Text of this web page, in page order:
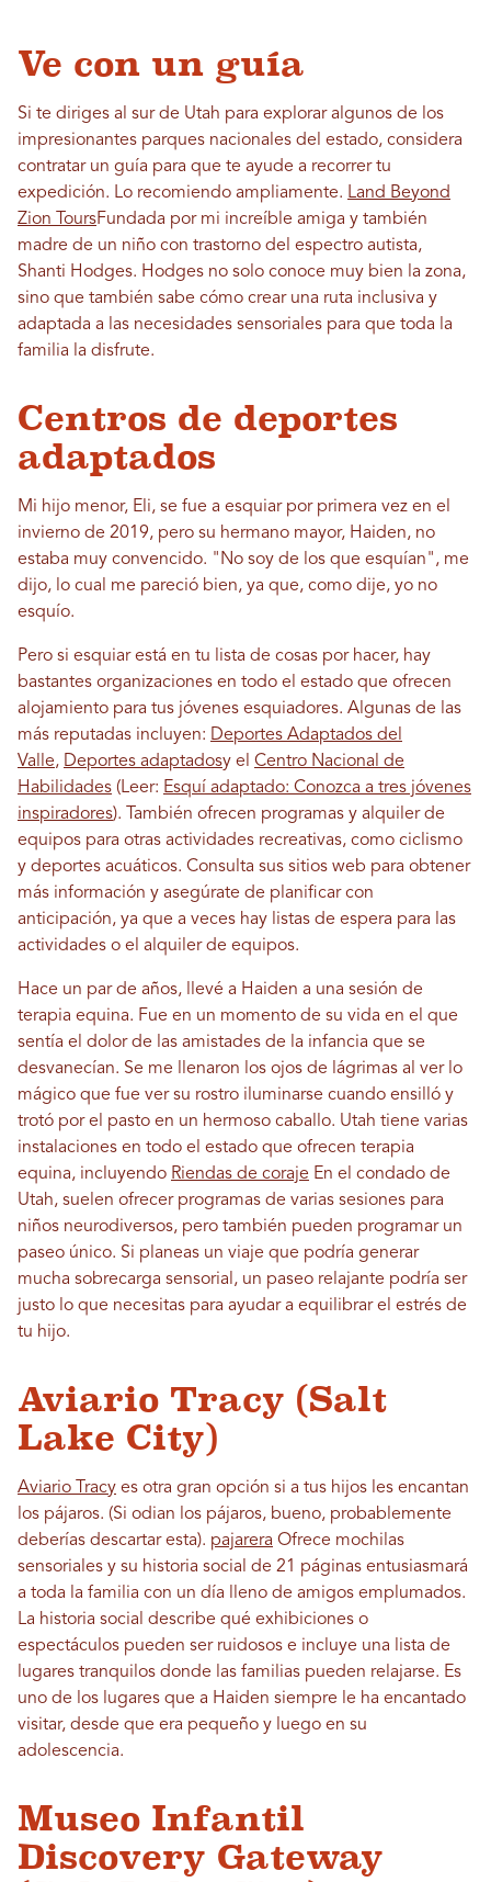
Ve con un guía
Si te diriges al sur de Utah para explorar algunos de los
impresionantes parques nacionales del estado, considera
contratar un guía para que te ayude a recorrer tu
expedición. Lo recomiendo ampliamente. Land Beyond
Zion ToursFundada por mi increíble amiga y también
madre de un niño con trastorno del espectro autista,
Shanti Hodges. Hodges no solo conoce muy bien la zona,
sino que también sabe cómo crear una ruta inclusiva y
adaptada a las necesidades sensoriales para que toda la
familia la disfrute.
Centros de deportes
adaptados
Mi hijo menor, Eli, se fue a esquiar por primera vez en el
invierno de 2019, pero su hermano mayor, Haiden, no
estaba muy convencido. "No soy de los que esquían", me
dijo, lo cual me pareció bien, ya que, como dije, yo no
esquío.
Pero si esquiar está en tu lista de cosas por hacer, hay
bastantes organizaciones en todo el estado que ofrecen
alojamiento para tus jóvenes esquiadores. Algunas de las
más reputadas incluyen: Deportes Adaptados del
Valle, Deportes adaptadosy el Centro Nacional de
Habilidades (Leer: Esquí adaptado: Conozca a tres jóvenes
inspiradores).
También ofrecen programas y alquiler de
equipos para otras actividades recreativas, como ciclismo
y deportes acuáticos. Consulta sus sitios web para obtener
más información y asegúrate de planificar con
anticipación, ya que a veces hay listas de espera para las
actividades o el alquiler de equipos.
Hace un par de años, llevé a Haiden a una sesión de
terapia equina. Fue en un momento de su vida en el que
sentía el dolor de las amistades de la infancia que se
desvanecían. Se me llenaron los ojos de lágrimas al ver lo
mágico que fue ver su rostro iluminarse cuando ensilló y
trotó por el pasto en un hermoso caballo. Utah tiene varias
instalaciones en todo el estado que ofrecen terapia
equina, incluyendo Riendas de coraje En el condado de
Utah, suelen ofrecer programas de varias sesiones para
niños neurodiversos, pero también pueden programar un
paseo único. Si planeas un viaje que podría generar
mucha sobrecarga sensorial, un paseo relajante podría ser
justo lo que necesitas para ayudar a equilibrar el estrés de
tu hijo.
Aviario Tracy (Salt
Lake City)
Aviario Tracy es otra gran opción si a tus hijos les encantan
los pájaros. (Si odian los pájaros, bueno, probablemente
deberías descartar esta). pajarera Ofrece mochilas
sensoriales y su historia social de 21 páginas entusiasmará
a toda la familia con un día lleno de amigos emplumados.
La historia social describe qué exhibiciones o
espectáculos pueden ser ruidosos e incluye una lista de
lugares tranquilos donde las familias pueden relajarse. Es
uno de los lugares que a Haiden siempre le ha encantado
visitar, desde que era pequeño y luego en su
adolescencia.
Museo Infantil
Discovery Gateway